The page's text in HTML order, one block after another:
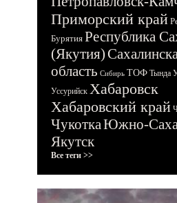
Приморский край
Бурятия Республика
(Якутия)
область Сибирь ТОФ Тында
Уссурийск Хабаровск
Хабаровский край
ЧукоткаЮжно-
Якутск
Все теги >>